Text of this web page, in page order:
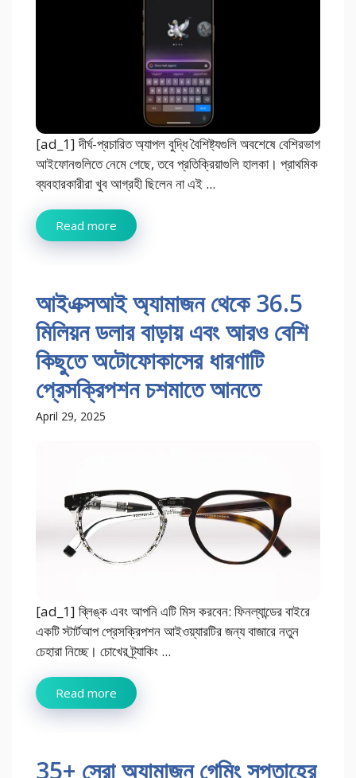
[ad_1] দীর্ঘ-প্রচারিত অ্যাপল বুদ্ধি বৈশিষ্ট্যগুলি অবশেষে বেশিরভাগ
আইফোনগুলিতে নেমে গেছে, তবে প্রতিক্রিয়াগুলি হালকা। প্রাথমিক
ব্যবহারকারীরা খুব আগ্রহী ছিলেন না এই ...
Read more
আইএক্সআই অ্যামাজন থেকে 36.5
মিলিয়ন ডলার বাড়ায় এবং আরও বেশি
কিছুতে অটোফোকাসের ধারণাটি
প্রেসক্রিপশন চশমাতে আনতে
April 29, 2025
[ad_1] ব্লিঙ্ক এবং আপনি এটি মিস করবেন: ফিনল্যান্ডের বাইরে
একটি স্টার্টআপ প্রেসক্রিপশন আইওয়্যারটির জন্য বাজারে নতুন
চেহারা নিচ্ছে। চোখের ট্র্যাকিং ...
Read more
35+ সেরা অ্যামাজন গেমিং সপ্তাহের